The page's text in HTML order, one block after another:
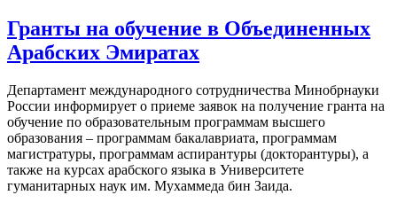
Гранты на обучение в Объединенных
Арабских Эмиратах
Департамент международного сотрудничества Минобрнауки
России информирует о приеме заявок на получение гранта на
обучение по образовательным программам высшего
образования – программам бакалавриата, программам
магистратуры, программам аспирантуры (докторантуры), а
также на курсах арабского языка в Университете
гуманитарных наук им. Мухаммеда бин Заида.